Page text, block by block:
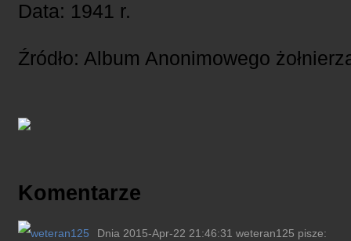
Data: 1941 r.
Źródło: Album Anonimowego
Komentarze
Dnia 2015-Apr-22 21:46:31 weteran125 pisze: